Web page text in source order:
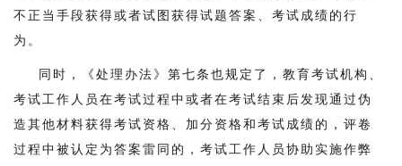
不正当手段获得或者试图获得试题答案、考试成绩的行
为。
同时，《处理办法》第七条也规定了，教育考试机构、
考试工作人员在考试过程中或者在考试结束后发现通过伪
造其他材料获得考试资格、加分资格和考试成绩的，评卷
过程中被认定为答案雷同的，考试工作人员协助实施作弊